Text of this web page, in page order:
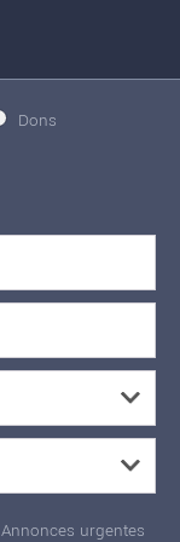
Dons
Annonces urgentes